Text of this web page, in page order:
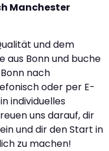
Manchester
und dem
aus Bonn und buche
nach
oder per E-
individuelles
uns darauf, dir
und dir den Start in
zu machen!